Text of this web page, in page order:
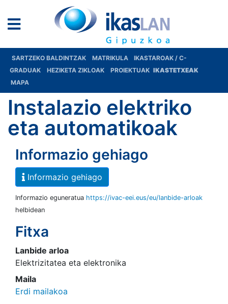
SARTZEKO BALDINTZAK MATRIKULA
IKASTAROAK / C-
GRADUAK
HEZIKETA ZIKLOAK PROIEKTUAK IKASTETXEAK
MAPA
Instalazio elektriko
eta automatikoak
Informazio gehiago
Informazio gehiago
Informazio eguneratua https://ivac-eei.eus/eu/lanbide-arloak
helbidean
Fitxa
Lanbide arloa
Elektrizitatea eta elektronika
Maila
Erdi mailakoa